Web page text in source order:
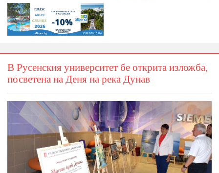
В Русенския университет бе открита изложба,
посветена на Деня на река Дунав